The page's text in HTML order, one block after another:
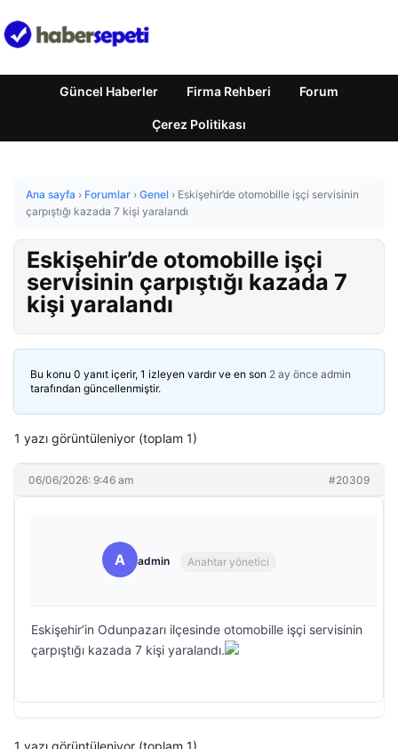
Güncel Haberler Firma Rehberi Forum
Çerez Politikası
Ana sayfa › Forumlar › Genel › Eskişehir’de otomobille işçi servisinin
çarpıştığı kazada 7 kişi yaralandı
Eskişehir’de otomobille işçi
servisinin çarpıştığı kazada 7
kişi yaralandı
Bu konu 0 yanıt içerir, 1 izleyen vardır ve en son 2 ay önce admin
tarafından güncellenmiştir.
1 yazı görüntüleniyor (toplam 1)
06/06/2026: 9:46 am #20309
A admin Anahtar yönetici
Eskişehir’in Odunpazarı ilçesinde otomobille işçi servisinin
çarpıştığı kazada 7 kişi yaralandı.
1 yazı görüntüleniyor (toplam 1)